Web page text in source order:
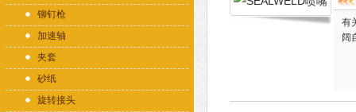
铆钉枪
加速轴
夹套
砂纸
旋转接头
有
阔